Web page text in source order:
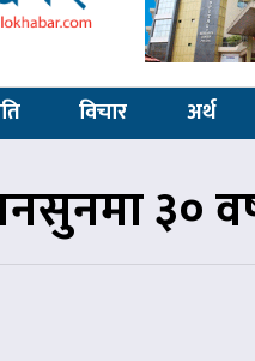
विचार अर्थ
३०